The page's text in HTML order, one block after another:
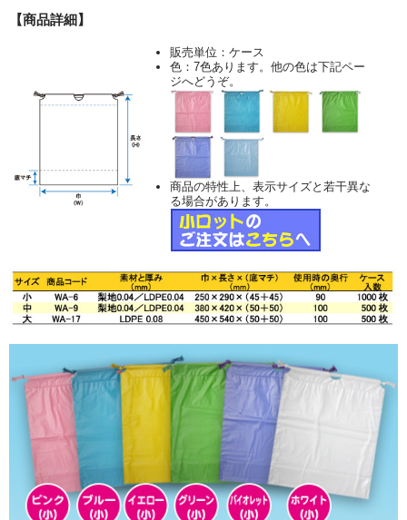
【商品詳細】
販売単位：ケース
色：7色あります。他の色は下記ペー
ジへどうぞ。
商品の特性上、表示サイズと若干異な
る場合があります。